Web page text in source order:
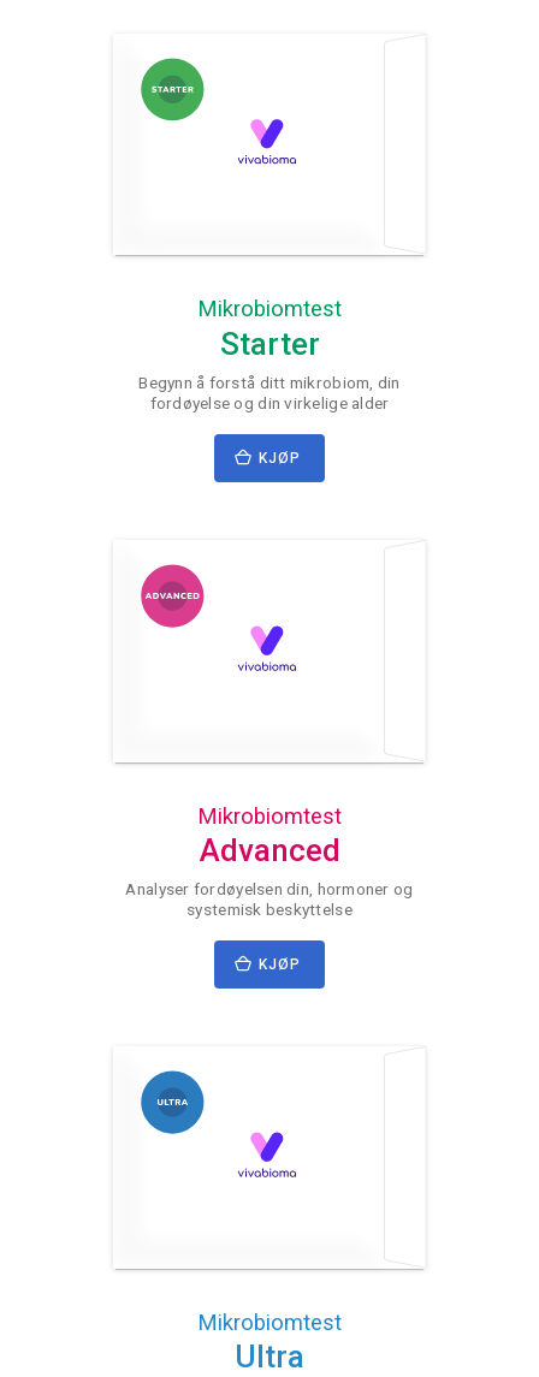
Mikrobiomtest
Starter
Begynn å forstå ditt mikrobiom, din
fordøyelse og din virkelige alder
KJØP
Mikrobiomtest
Advanced
Analyser fordøyelsen din, hormoner og
systemisk beskyttelse
KJØP
Mikrobiomtest
Ultra